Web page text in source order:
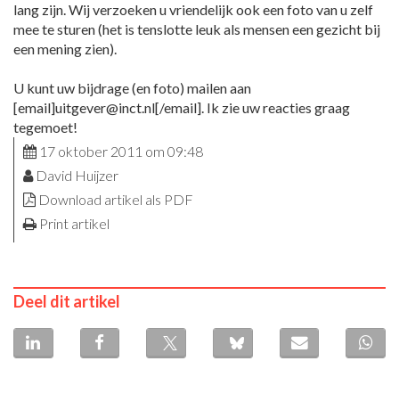
lang zijn. Wij verzoeken u vriendelijk ook een foto van u zelf
mee te sturen (het is tenslotte leuk als mensen een gezicht bij
een mening zien).
U kunt uw bijdrage (en foto) mailen aan
[email]uitgever@inct.nl[/email]. Ik zie uw reacties graag
tegemoet!
17 oktober 2011 om 09:48
David Huijzer
Download artikel als PDF
Print artikel
Deel dit artikel